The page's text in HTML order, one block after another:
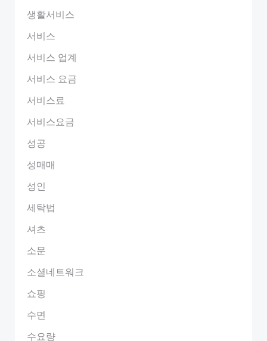
생활서비스
서비스
서비스 업계
서비스 요금
서비스료
서비스요금
성공
성매매
성인
세탁법
셔츠
소문
소셜네트워크
쇼핑
수면
수요량